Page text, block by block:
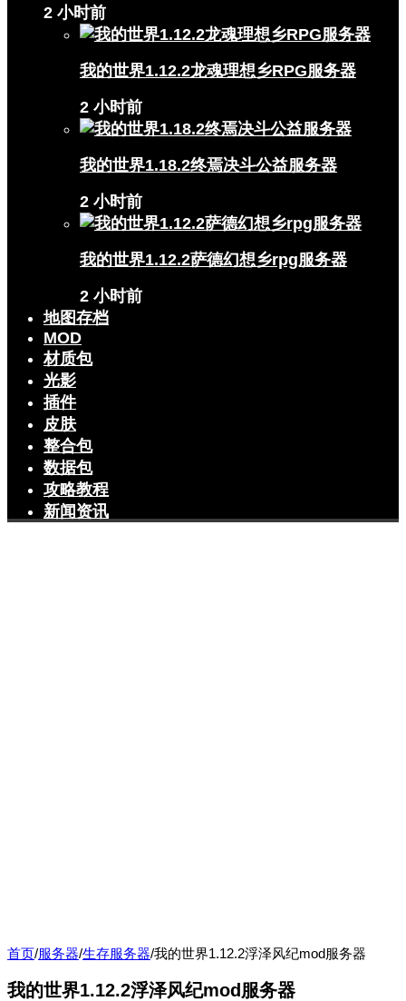
2 小时前
我的世界1.12.2龙魂理想乡RPG服务器
2 小时前
我的世界1.18.2终焉决斗公益服务器
2 小时前
我的世界1.12.2萨德幻想乡rpg服务器
2 小时前
地图存档
MOD
材质包
光影
插件
皮肤
整合包
数据包
攻略教程
新闻资讯
首页/服务器/生存服务器/我的世界1.12.2浮泽风纪mod服务器
我的世界1.12.2浮泽风纪mod服务器